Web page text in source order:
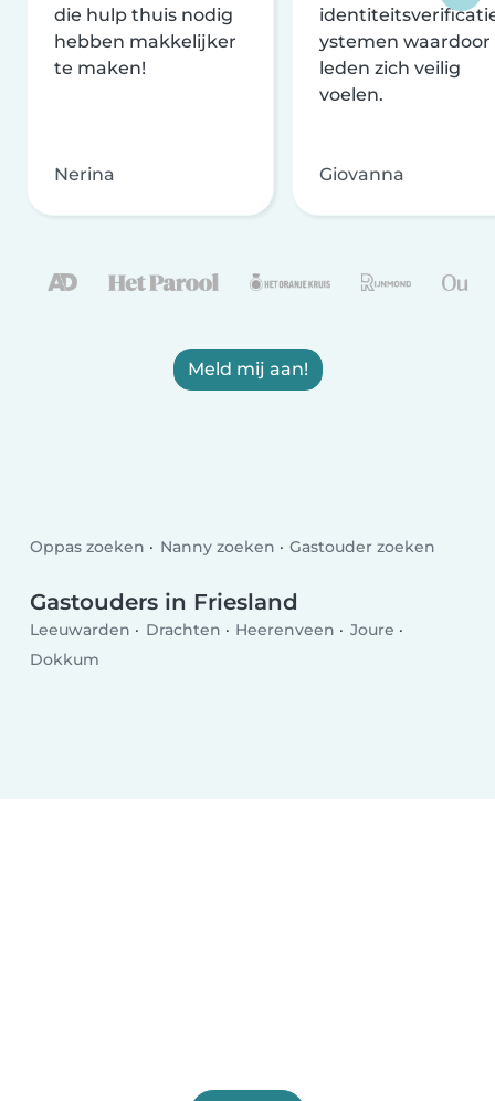
die hulp thuis nodig
hebben makkelijker
te maken!
Nerina
ystemen waardoor
leden zich veilig
voelen.
Giovanna
Meld mij aan!
Oppas zoeken Nanny zoeken Gastouder zoeken
Gastouders in Friesland
Leeuwarden Drachten Heerenveen
Joure
Dokkum